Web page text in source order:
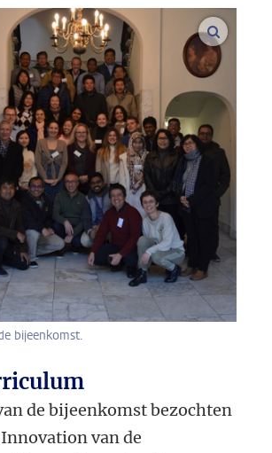
bijeenkomst.
de bijeenkomst bezochten
van de